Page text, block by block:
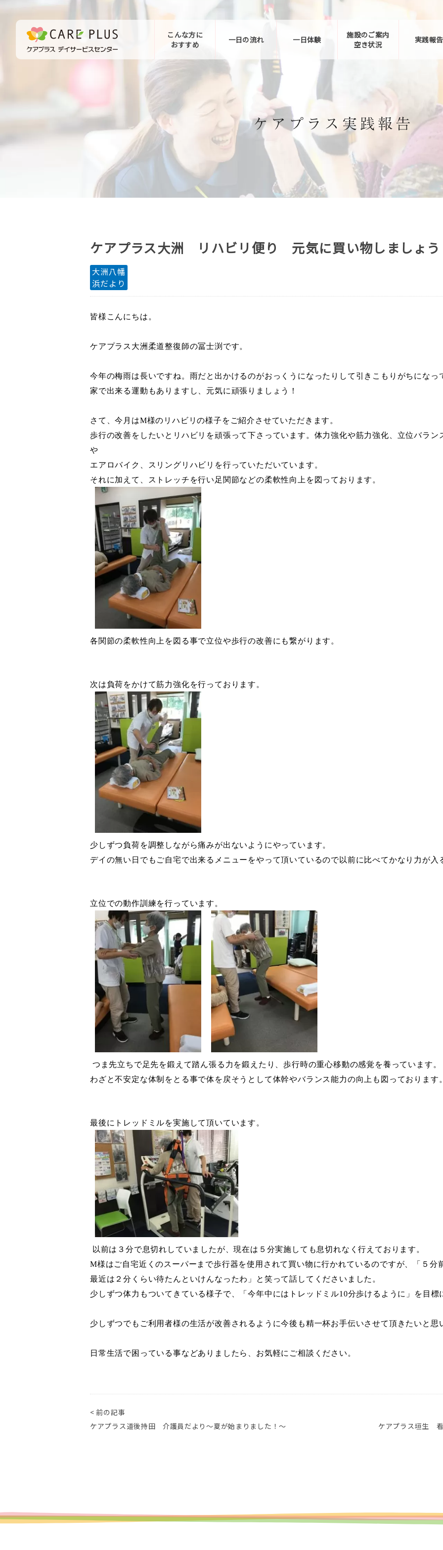
こんな方に
おすすめ
一日の流れ 一日体験
施設のご案内
空き状況
実践報告
お問い合わせ
ケアプラス大洲 リハビリ便り 元気に買い物しましょう
大洲八幡
浜だより
皆様こんにちは。
ケアプラス大洲柔道整復師の冨士渕です。
今年の梅雨は長いですね。雨だと出かけるのがおっくうになったりして引きこもりがちになっ
家で出来る運動もありますし、元気に頑張りましょう！
さて、今月はM様のリハビリの様子をご紹介させていただきます。
歩行の改善をしたいとリハビリを頑張って下さっています。 体力強化や筋力強化、立位バラン
や
エアロバイク、スリングリハビリを行っていただいています。
それに加えて、ストレッチを行い足関節などの柔軟性向上を図っております。
各関節の柔軟性向上を図る事で立位や歩行の改善にも繋がります。
次は負荷をかけて筋力強化を行っております。
少しずつ負荷を調整しながら痛みが出ないようにやっています。
デイの無い日でもご自宅で出来るメニューをやって頂いているので以前に比べてかなり力が入
立位での動作訓練を行っています。
つま先立ちで足先を鍛えて踏ん張る力を鍛えたり、歩行時の重心移動の感覚を養っています。
わざと不安定な体制をとる事で体を戻そうとして体幹やバランス能力の向上も図っております。
最後にトレッドミルを実施して頂いています。
以前は３分で息切れしていましたが、現在は５分実施しても息切れなく行えております。
M様はご自宅近くのスーパーまで歩行器を使用されて買い物に行かれているのですが、「５分
最近は２分くらい待たんといけんなったわ」と笑って話してくださいました。
少しずつ体力もついてきている様子で、「今年中にはトレッドミル10分歩けるように」を目標
少しずつでもご利用者様の生活が改善されるように今後も精一杯お手伝いさせて頂きたいと思
日常生活で困っている事などありましたら、お気軽にご相談ください。
< 前の記事
ケアプラス道後持田 介護員だより～夏が始まりました！～
ケアプラス垣生